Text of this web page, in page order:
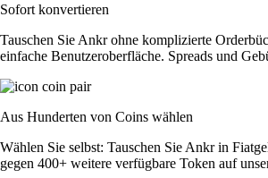
Sofort konvertieren
Tauschen Sie Ankr ohne komplizierte
einfache Benutzeroberfläche. Spreads und
Aus Hunderten von Coins wählen
Wählen Sie selbst: Tauschen Sie Ankr in
gegen 400+ weitere verfügbare Token auf